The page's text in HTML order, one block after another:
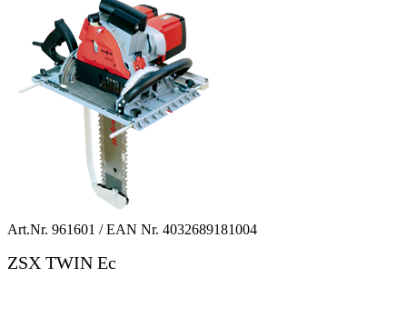
Art.Nr. 961601 / EAN Nr. 4032689181004
ZSX TWIN Ec